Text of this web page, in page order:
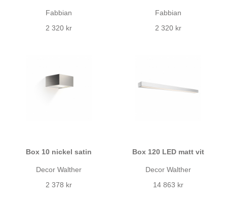
Fabbian
2 320 kr
Fabbian
2 320 kr
Box 10 nickel satin
Decor Walther
2 378 kr
Box 120 LED matt vit
Decor Walther
14 863 kr